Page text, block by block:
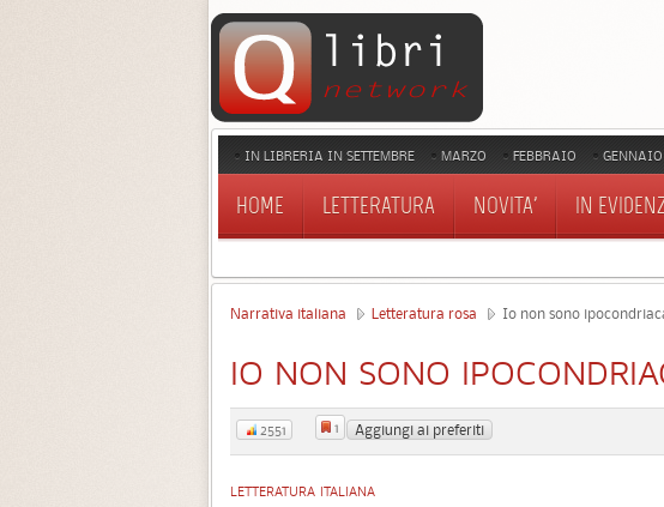
IN LIBRERIA IN SETTEMBRE MARZO FEBBRAIO GENNAIO
HOME LETTERATURA NOVITA' IN
Narrativa italiana Letteratura rosa Io non sono
IO NON SONO
2551 1 Aggiungi ai preferiti
LETTERATURA ITALIANA